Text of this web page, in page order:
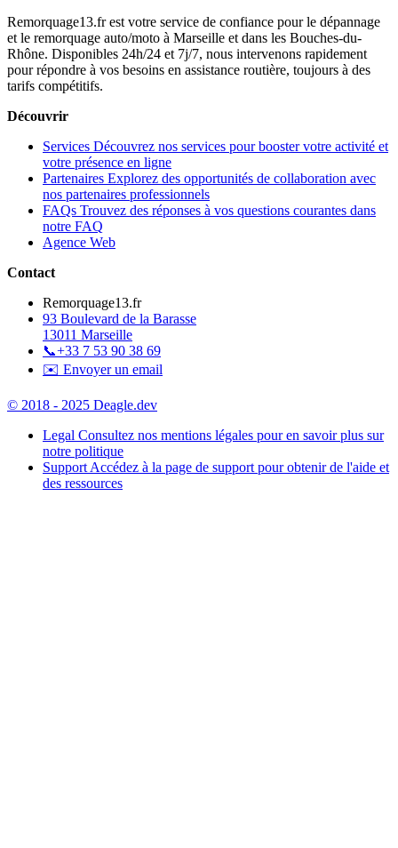
Remorquage13.fr est votre service de confiance pour le dépannage
et le remorquage auto/moto à Marseille et dans les Bouches-du-
Rhône. Disponibles 24h/24 et 7j/7, nous intervenons rapidement
pour répondre à vos besoins en assistance routière, toujours à des
tarifs compétitifs.
Découvrir
Services Découvrez nos services pour booster votre activité et
votre présence en ligne
Partenaires Explorez des opportunités de collaboration avec
nos partenaires professionnels
FAQs Trouvez des réponses à vos questions courantes dans
notre FAQ
Agence Web
Contact
Remorquage13.fr
93 Boulevard de la Barasse
13011 Marseille
📞+33 7 53 90 38 69
✉️ Envoyer un email
© 2018 - 2025 Deagle.dev
Legal Consultez nos mentions légales pour en savoir plus sur
notre politique
Support Accédez à la page de support pour obtenir de l'aide et
des ressources